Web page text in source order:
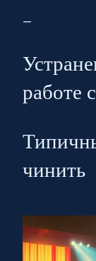
—
работе
чинить